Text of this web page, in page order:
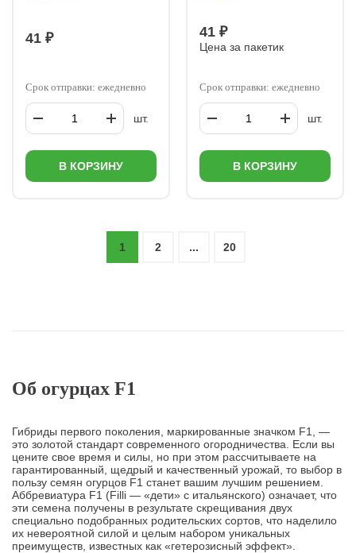
41 ₽
Срок отправки: ежедневно
шт.
В КОРЗИНУ
41 ₽
Цена за пакетик
Срок отправки: ежедневно
шт.
В КОРЗИНУ
1 2 ... 20
Об огурцах F1
Гибриды первого поколения, маркированные значком F1, —
это золотой стандарт современного огородничества. Если вы
цените свое время и силы, но при этом рассчитываете на
гарантированный, щедрый и качественный урожай, то выбор в
пользу семян огурцов F1 станет вашим лучшим решением.
Аббревиатура F1 (Filli — «дети» с итальянского) означает, что
эти семена получены в результате скрещивания двух
специально подобранных родительских сортов, что наделило
их невероятной силой и целым набором уникальных
преимуществ, известных как «гетерозисный эффект».